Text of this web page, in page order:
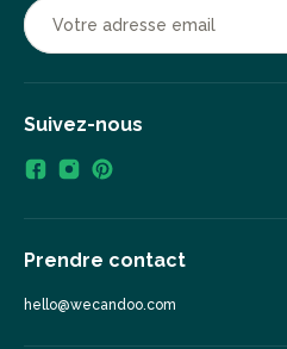
Suivez-nous
Prendre contact
hello@wecandoo.com